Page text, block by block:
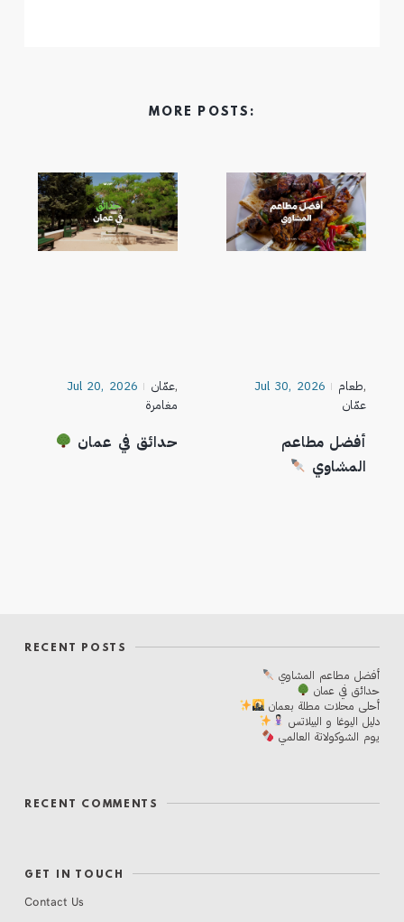
MORE POSTS:
Jul 30, 2026 طعام,
عمّان
أفضل مطاعم
المشاوي
Jul 20, 2026 عمّان,
مغامرة
حدائق في عمان
RECENT POSTS
أفضل مطاعم المشاوي
حدائق في عمان
أحلی محلات مطلة بعمان
دليل اليوغا و البيلاتس
يوم الشوكولاتة العالمي
RECENT COMMENTS
GET IN TOUCH
Contact Us